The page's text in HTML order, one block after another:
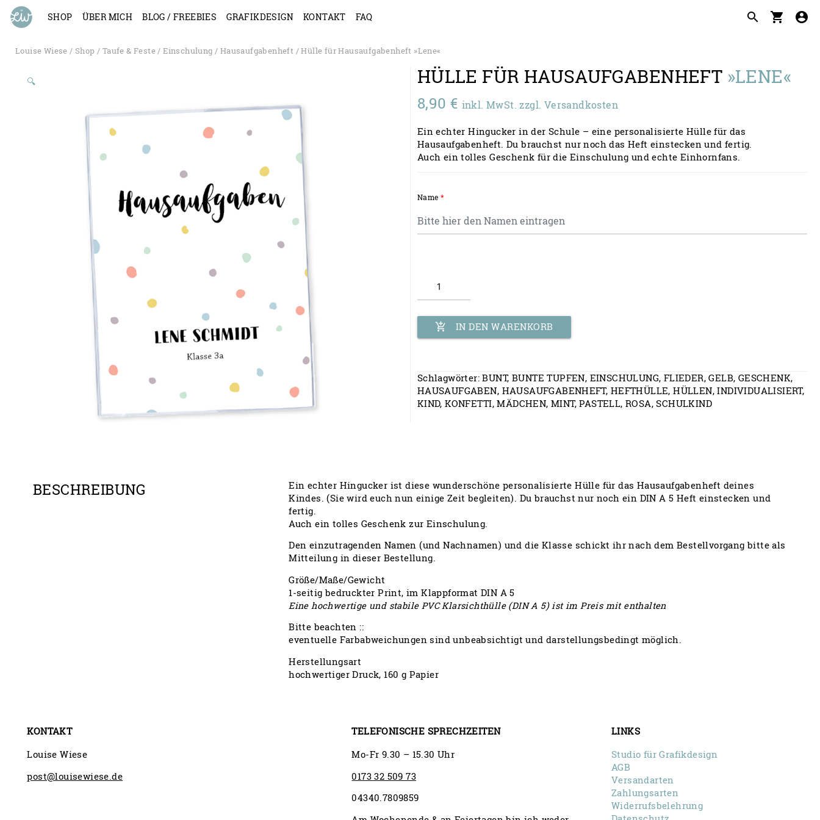
search shopping_cart account_circle
SHOP ÜBER MICH BLOG / FREEBIES GRAFIKDESIGN KONTAKT FAQ
Louise Wiese / Shop / Taufe & Feste/Einschulung / Hausaufgabenheft / Hülle für Hausaufgabenheft »Lene«
🔍 HÜLLE FÜR HAUSAUFGABENHEFT »LENE«
8,90 € inkl. MwSt. zzgl. Versandkosten
Ein echter Hingucker in der Schule – eine personalisierte Hülle für das
Hausaufgabenheft. Du brauchst nur noch das Heft einstecken und fertig.
Auch ein tolles Geschenk für die Einschulung und echte Einhornfans.
Name *
Menge
add_shopping_cart IN DEN WARENKORB
Schlagwörter:BUNT, BUNTE TUPFEN, EINSCHULUNG, FLIEDER,GELB, GESCHENK,
HAUSAUFGABEN, HAUSAUFGABENHEFT, HEFTHÜLLE,HÜLLEN,INDIVIDUALISIERT,
KIND,KONFETTI,MÄDCHEN, MINT,PASTELL, ROSA,SCHULKIND
BESCHREIBUNG
Ein echter Hingucker ist diese wunderschöne personalisierte Hülle für das Hausaufgabenheft deines
Kindes. (Sie wird euch nun einige Zeit begleiten). Du brauchst nur noch ein DIN A 5 Heft einstecken und
fertig.
Auch ein tolles Geschenk zur Einschulung.
Den einzutragenden Namen (und Nachnamen) und die Klasse schickt ihr nach dem Bestellvorgang bitte als
Mitteilung in dieser Bestellung.
Größe/Maße/Gewicht
1-seitig bedruckter Print, im Klappformat DIN A 5
Eine hochwertige und stabile PVC Klarsichthülle (DIN A 5) ist im Preis mit enthalten
Bitte beachten ::
eventuelle Farbabweichungen sind unbeabsichtigt und darstellungsbedingt möglich.
Herstellungsart
hochwertiger Druck, 160 g Papier
KONTAKT
Louise Wiese
post@louisewiese.de
TELEFONISCHE SPRECHZEITEN
Mo-Fr 9.30 – 15.30 Uhr
0173 32 509 73
04340.7809859
LINKS
Studio für Grafikdesign
AGB
Versandarten
Zahlungsarten
Widerrufsbelehrung